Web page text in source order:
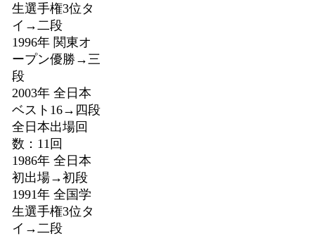
生選手権3位タ
イ→二段
1996年 関東オ
ープン優勝→三
段
2003年 全日本
ベスト16→四段
全日本出場回
数：11回
1986年 全日本
初出場→初段
1991年 全国学
生選手権3位タ
イ→二段